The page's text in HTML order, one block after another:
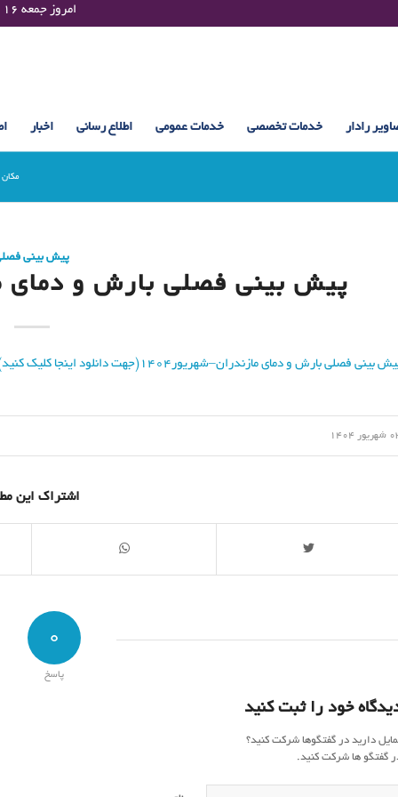
Friday 07 August 2026 , 05:47 UTC ¤¤¤¤ امروز جمعه ۱۶ مرداد ۱۴۰۵ساعت : ۰۵:۴۷
رادار خدمات تخصصی خدمات عمومی اطلاع رسانی اخبار
پیش بینی
پیش بینی فصلی بارش و دمای
بینی فصلی بارش و دمای مازندران–شهریور۱۴۰۴(جهت دانلود اینجا کلیک کنید)
1404
اشتراک این
0
پاسخ
خود را ثبت کنید
دارید در گفتگوها شرکت کنید؟
گفتگو ها شرکت کنید.